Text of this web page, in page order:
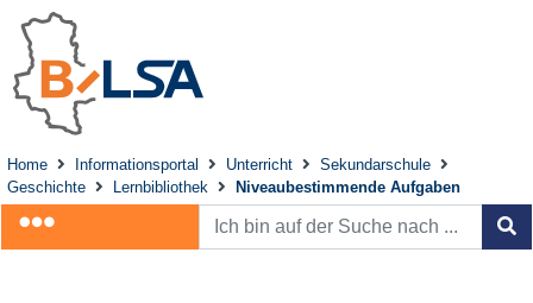
Home Informationsportal Unterricht
Sekundarschule
Geschichte
Lernbibliothek Niveaubestimmende Aufgaben